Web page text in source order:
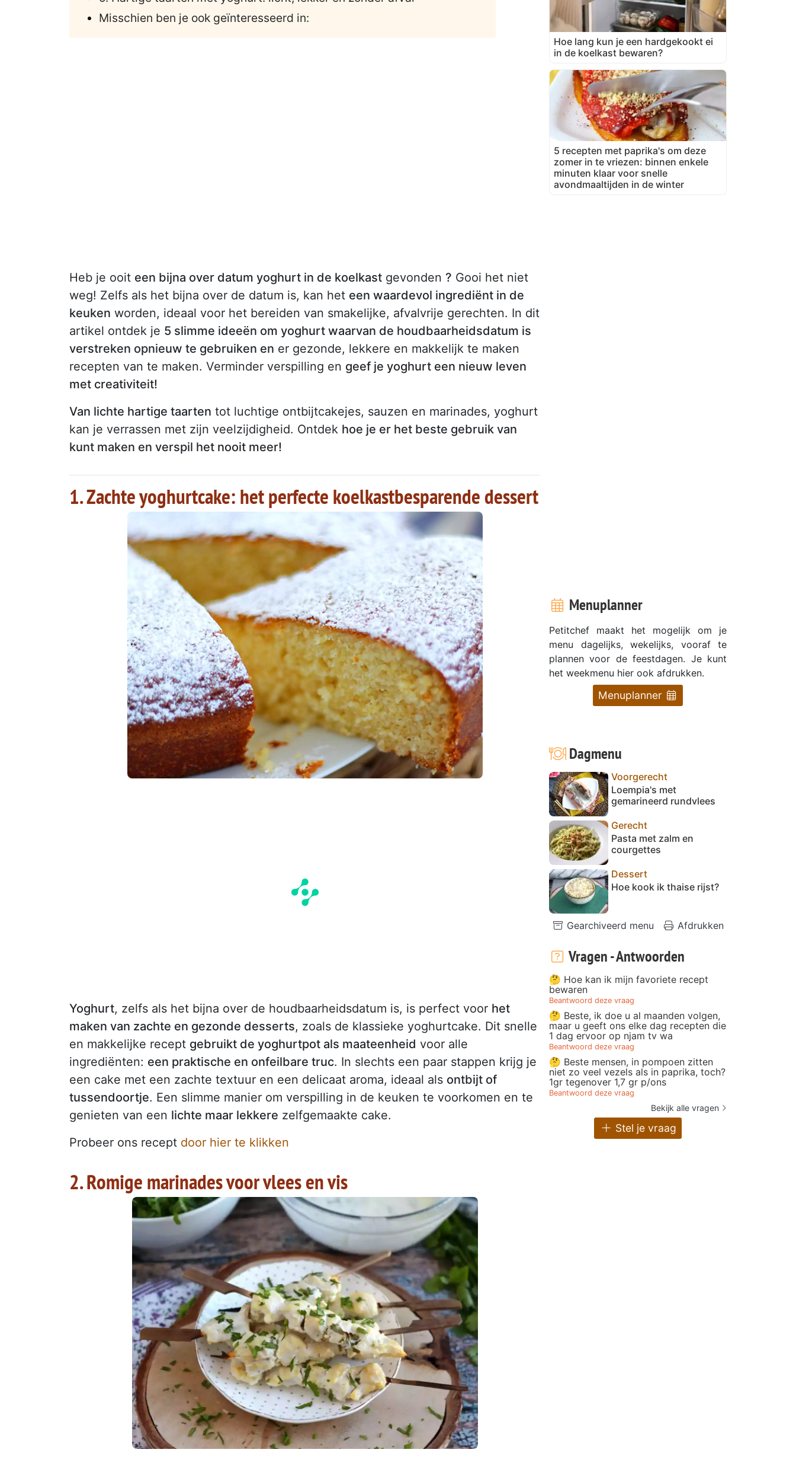
Misschien ben je ook geïnteresseerd in:
Heb je ooit een bijna over datum yoghurt in de koelkast gevonden ? Gooi het niet
weg! Zelfs als het bijna over de datum is, kan het een waardevol ingrediënt in de
keuken worden, ideaal voor het bereiden van smakelijke, afvalvrije gerechten. In dit
artikel ontdek je 5 slimme ideeën om yoghurt waarvan de houdbaarheidsdatum is
verstreken opnieuw te gebruiken en er gezonde, lekkere en makkelijk te maken
recepten van te maken. Verminder verspilling en geef je yoghurt een nieuw leven
met creativiteit!
Van lichte hartige taarten tot luchtige ontbijtcakejes, sauzen en marinades, yoghurt
kan je verrassen met zijn veelzijdigheid. Ontdek hoe je er het beste gebruik van
kunt maken en verspil het nooit meer!
1. Zachte yoghurtcake: het perfecte koelkastbesparende dessert
Yoghurt, zelfs als het bijna over de houdbaarheidsdatum is, is perfect voor het
maken van zachte en gezonde desserts, zoals de klassieke yoghurtcake. Dit snelle
en makkelijke recept gebruikt de yoghurtpot als maateenheid voor alle
ingrediënten: een praktische en onfeilbare truc. In slechts een paar stappen krijg je
een cake met een zachte textuur en een delicaat aroma, ideaal als ontbijt of
tussendoortje. Een slimme manier om verspilling in de keuken te voorkomen en te
genieten van een lichte maar lekkere zelfgemaakte cake.
Probeer ons recept door hier te klikken
2. Romige marinades voor vlees en vis
Hoe lang kun je een hardgekookt ei
in de koelkast bewaren?
5 recepten met paprika's om deze
zomer in te vriezen: binnen enkele
minuten klaar voor snelle
avondmaaltijden in de winter
Menuplanner
Petitchef maakt het mogelijk om je
menu dagelijks, wekelijks, vooraf te
plannen voor de feestdagen. Je kunt
het weekmenu hier ook afdrukken.
Menuplanner
Dagmenu
Voorgerecht
Loempia's met
gemarineerd rundvlees
Gerecht
Pasta met zalm en
courgettes
Dessert
Hoe kook ik thaise rijst?
Gearchiveerd menu Afdrukken
Vragen - Antwoorden
🤔 Hoe kan ik mijn favoriete recept
bewaren
Beantwoord deze vraag
🤔 Beste, ik doe u al maanden volgen,
maar u geeft ons elke dag recepten die
1 dag ervoor op njam tv wa
Beantwoord deze vraag
🤔 Beste mensen, in pompoen zitten
niet zo veel vezels als in paprika, toch?
1gr tegenover 1,7 gr p/ons
Beantwoord deze vraag
Bekijk alle vragen
Stel je vraag